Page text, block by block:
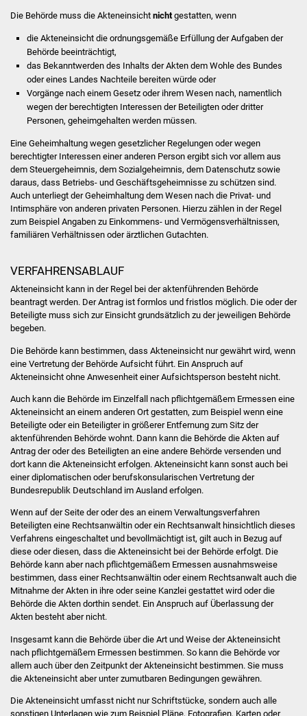
Schulen
Kindergärten
Kolping-Musikschule
Volkshochschule
Soziale Einrichtungen
Kirchen
Lokale Agenda
Jugendhaus
Kinder- und
Familienzentrum
Stadtwerke
Suenergie
NETZMonitor
Gesundheit und Notfall
Ärzte und Apotheken
Pflege von Angehörigen
Hitzewarnung / UV-
Index
ÖPNV
Abfall und Entsorgung
Die Behörde muss die Akteneinsicht nichtgestatten, wenn
die Akteneinsicht die ordnungsgemäße Erfüllung der Aufgaben der
Behörde beeinträchtigt,
das Bekanntwerden des Inhalts der Akten dem Wohle des Bundes
oder eines Landes Nachteile bereiten würde oder
Vorgänge nach einem Gesetz oder ihrem Wesen nach, namentlich
wegen der berechtigten Interessen der Beteiligten oder dritter
Personen, geheimgehalten werden müssen.
Eine Geheimhaltung wegen gesetzlicher Regelungen oder wegen
berechtigter Interessen einer anderen Person ergibt sich vor allem aus
dem Steuergeheimnis, dem Sozialgeheimnis, dem Datenschutz sowie
daraus, dass Betriebs- und Geschäftsgeheimnisse zu schützen sind.
Auch unterliegt der Geheimhaltung dem Wesen nach die Privat- und
Intimsphäre von anderen privaten Personen. Hierzu zählen in der Regel
zum Beispiel Angaben zu Einkommens- und Vermögensverhältnissen,
familiären Verhältnissen oder ärztlichen Gutachten.
VERFAHRENSABLAUF
Akteneinsicht kann in der Regel bei der aktenführenden Behörde
beantragt werden. Der Antrag ist formlos und fristlos möglich. Die oder der
Beteiligte muss sich zur Einsicht grundsätzlich zu der jeweiligen Behörde
begeben.
Die Behörde kann bestimmen, dass Akteneinsicht nur gewährt wird, wenn
eine Vertretung der Behörde Aufsicht führt. Ein Anspruch auf
Akteneinsicht ohne Anwesenheit einer Aufsichtsperson besteht nicht.
Auch kann die Behörde im Einzelfall nach pflichtgemäßem Ermessen eine
Akteneinsicht an einem anderen Ort gestatten, zum Beispiel wenn eine
Beteiligte oder ein Beteiligter in größerer Entfernung zum Sitz der
aktenführenden Behörde wohnt. Dann kann die Behörde die Akten auf
Antrag der oder des Beteiligten an eine andere Behörde versenden und
dort kann die Akteneinsicht erfolgen. Akteneinsicht kann sonst auch bei
einer diplomatischen oder berufskonsularischen Vertretung der
Bundesrepublik Deutschland im Ausland erfolgen.
Wenn auf der Seite der oder des an einem Verwaltungsverfahren
Beteiligten eine Rechtsanwältin oder ein Rechtsanwalt hinsichtlich dieses
Verfahrens eingeschaltet und bevollmächtigt ist, gilt auch in Bezug auf
diese oder diesen, dass die Akteneinsicht bei der Behörde erfolgt. Die
Behörde kann aber nach pflichtgemäßem Ermessen ausnahmsweise
bestimmen, dass einer Rechtsanwältin oder einem Rechtsanwalt auch die
Mitnahme der Akten in ihre oder seine Kanzlei gestattet wird oder die
Behörde die Akten dorthin sendet. Ein Anspruch auf Überlassung der
Akten besteht aber nicht.
Insgesamt kann die Behörde über die Art und Weise der Akteneinsicht
nach pflichtgemäßem Ermessen bestimmen. So kann die Behörde vor
allem auch über den Zeitpunkt der Akteneinsicht bestimmen. Sie muss
die Akteneinsicht aber unter zumutbaren Bedingungen gewähren.
Die Akteneinsicht umfasst nicht nur Schriftstücke, sondern auch alle
sonstigen Unterlagen wie zum Beispiel Pläne, Fotografien, Karten oder